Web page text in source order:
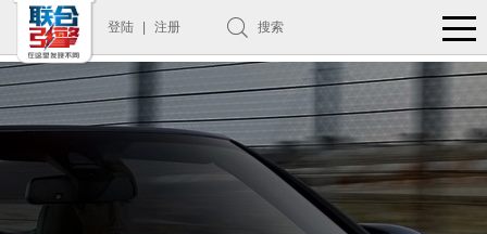
登陆 注册 搜索